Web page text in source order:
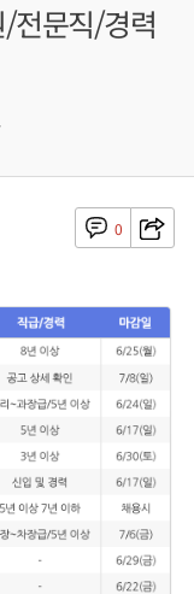
전문직/경력
0